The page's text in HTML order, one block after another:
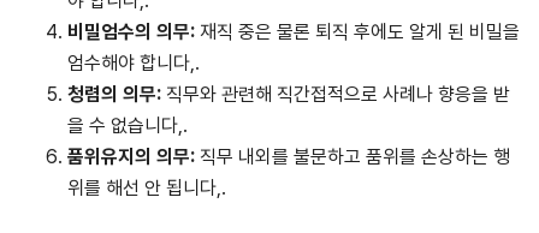
비밀엄수의 의무: 재직 중은 물론 퇴직 후에도 알게 된 비밀을
엄수해야 합니다,.
청렴의 의무: 직무와 관련해 직간접적으로 사례나 향응을 받
을 수 없습니다,.
품위유지의 의무: 직무 내외를 불문하고 품위를 손상하는 행
위를 해선 안 됩니다,.